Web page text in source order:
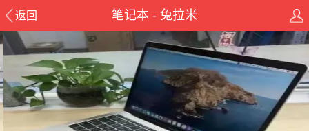
返回 笔记本 - 兔拉米